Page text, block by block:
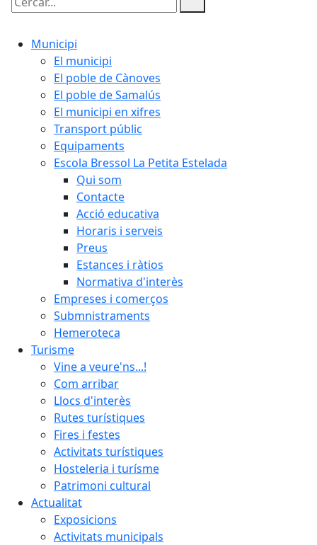
Cercar:
Municipi
El municipi
El poble de Cànoves
El poble de Samalús
El municipi en xifres
Transport públic
Equipaments
Escola Bressol La Petita Estelada
Qui som
Contacte
Acció educativa
Horaris i serveis
Preus
Estances i ràtios
Normativa d'interès
Empreses i comerços
Submnistraments
Hemeroteca
Turisme
Vine a veure'ns...!
Com arribar
Llocs d'interès
Rutes turístiques
Fires i festes
Activitats turístiques
Hosteleria i turísme
Patrimoni cultural
Actualitat
Exposicions
Activitats municipals